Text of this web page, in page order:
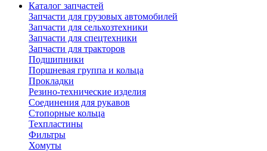
Каталог запчастей
Запчасти для грузовых автомобилей
Запчасти для сельхозтехники
Запчасти для спецтехники
Запчасти для тракторов
Подшипники
Поршневая группа и кольца
Прокладки
Резино-технические изделия
Соединения для рукавов
Стопорные кольца
Техпластины
Фильтры
Хомуты